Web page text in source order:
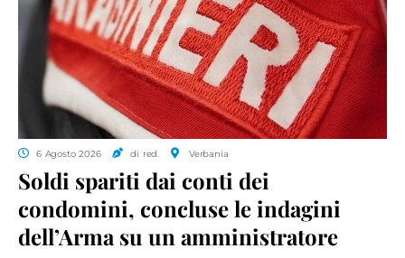
6 Agosto 2026 di red. Verbania
Soldi spariti dai conti dei
condomini, concluse le indagini
dell’Arma su un amministratore